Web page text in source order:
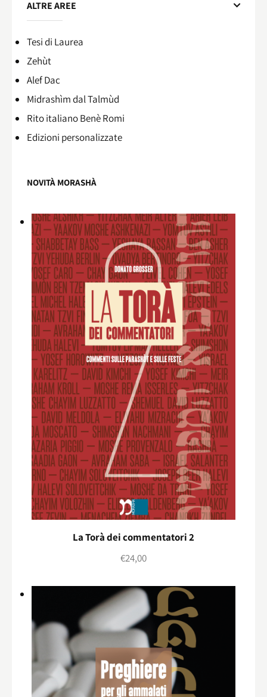
ALTRE AREE
Tesi di Laurea
Zehùt
Alef Dac
Midrashìm dal Talmùd
Rito italiano Benè Romi​
Edizioni personalizzate
NOVITÀ MORASHÀ
La Torà dei commentatori 2
€24,00